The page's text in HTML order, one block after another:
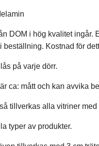
DOM i hög kvalitet
beställning. Kostnad för
på varje dörr.
ca: mått och kan avvika
tillverkas alla vitriner
typer av produkter.